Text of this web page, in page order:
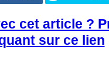
cet article ?
sur ce lien